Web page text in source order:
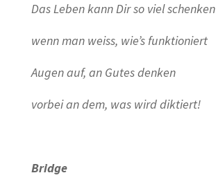
Das Leben kann Dir so viel schenken
wenn man weiss, wie’s funktioniert
Augen auf, an Gutes denken
vorbei an dem, was wird diktiert!
Bridge